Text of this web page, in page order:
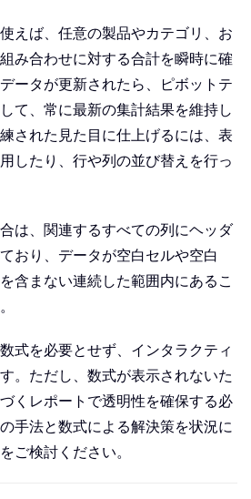
えば、任意の製品やカテゴリ、お
み合わせに対する合計を瞬時に確
ータが更新されたら、ピボットテ
て、常に最新の集計結果を維持し
された見た目に仕上げるには、表
したり、行や列の並び替えを行っ
は、関連するすべての列にヘッダ
おり、データが空白セルや空白
含まない連続した範囲内にあるこ
式を必要とせず、インタラクティ
。ただし、数式が表示されないた
くレポートで透明性を確保する必
手法と数式による解決策を状況に
ご検討ください。